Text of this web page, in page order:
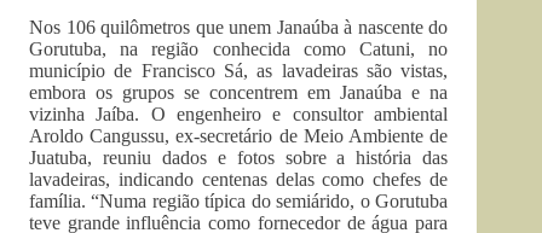
Nos 106 quilômetros que unem Janaúba à nascente do
Gorutuba, na região conhecida como Catuni, no
município de Francisco Sá, as lavadeiras são vistas,
embora os grupos se concentrem em Janaúba e na
vizinha Jaíba. O engenheiro e consultor ambiental
Aroldo Cangussu, ex-secretário de Meio Ambiente de
Juatuba, reuniu dados e fotos sobre a história das
lavadeiras, indicando centenas delas como chefes de
família. “Numa região típica do semiárido, o Gorutuba
teve grande influência como fornecedor de água para